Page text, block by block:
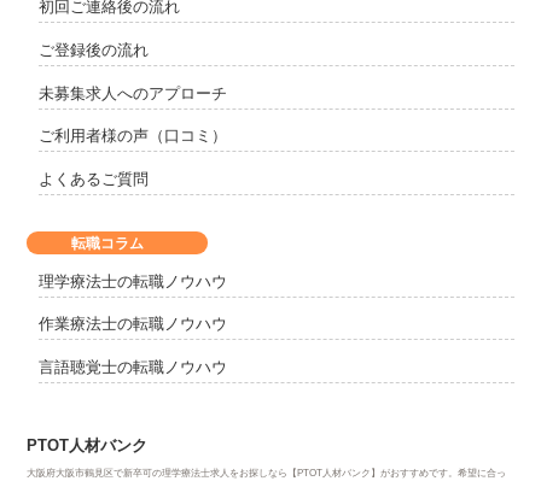
初回ご連絡後の流れ
ご登録後の流れ
未募集求人へのアプローチ
ご利用者様の声（口コミ）
よくあるご質問
転職コラム
理学療法士の転職ノウハウ
作業療法士の転職ノウハウ
言語聴覚士の転職ノウハウ
PTOT人材バンク
大阪府大阪市鶴見区で新卒可の理学療法士求人をお探しなら【PTOT人材バンク】がおすすめです。希望に合っ